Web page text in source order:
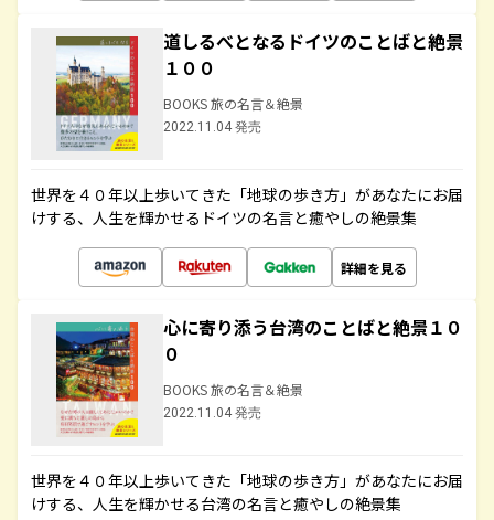
道しるべとなるドイツのことばと絶景
１００
BOOKS 旅の名言＆絶景
2022.11.04 発売
世界を４０年以上歩いてきた「地球の歩き方」があなたにお届
けする、人生を輝かせるドイツの名言と癒やしの絶景集
詳細を見る
心に寄り添う台湾のことばと絶景１０
０
BOOKS 旅の名言＆絶景
2022.11.04 発売
世界を４０年以上歩いてきた「地球の歩き方」があなたにお届
けする、人生を輝かせる台湾の名言と癒やしの絶景集